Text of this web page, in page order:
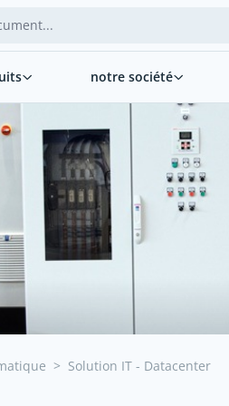
notre société
> Solution IT - Datacenter